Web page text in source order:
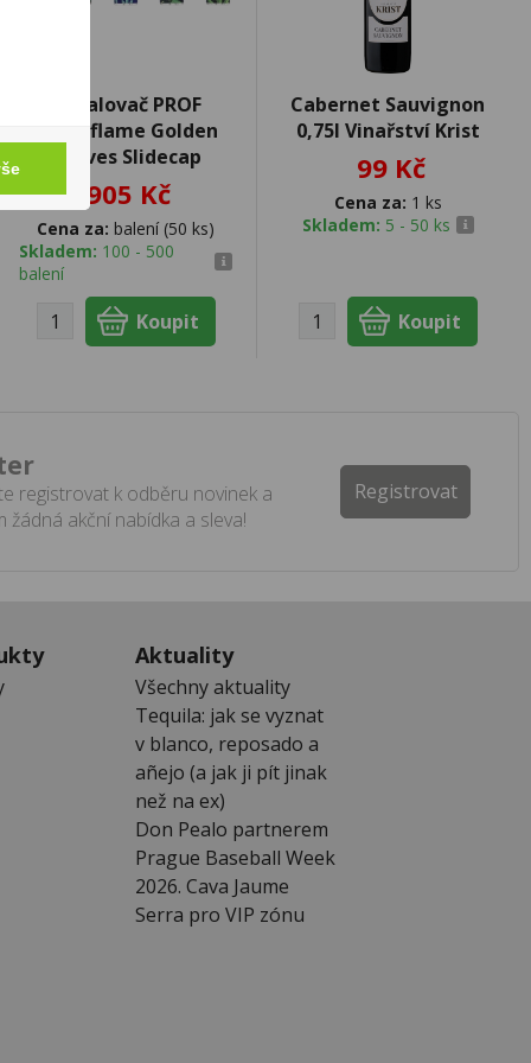
Zapalovač PROF
Turboflame Golden
Leaves Slidecap
905 Kč
Cena za: balení (50 ks)
Skladem: 100 - 500
balení
Cabernet Sauvignon
0,75l Vinařství Krist
99 Kč
Cena za: 1 ks
Skladem: 5 - 50 ks
registrovat k odběru novinek a
žádná akční nabídka a sleva!
Registrovat
Aktuality
Všechny aktuality
Tequila: jak se vyznat
v blanco, reposado a
añejo (a jak ji pít jinak
než na ex)
Don Pealo partnerem
Prague Baseball Week
2026. Cava Jaume
Serra pro VIP zónu